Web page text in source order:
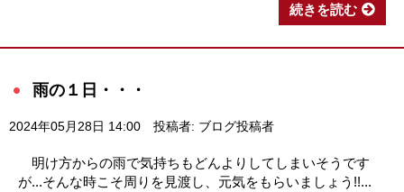
続きを読む
雨の１日・・・
2024年05月28日 14:00 投稿者: ブログ投稿者
明け方からの雨で気持ちもどんよりしてしまいそうです
が...そんな時こそ周りを見渡し、元気をもらいましょう!!...